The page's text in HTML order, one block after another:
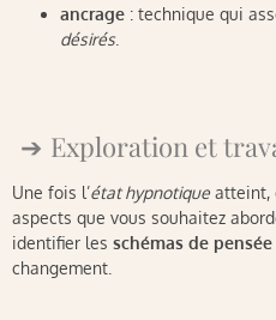
ancrage : technique qui
désirés
Exploration et
Une fois l’état hypnotique atteint,
aspects que vous souhaitez
identifier les schémas de pensée
changement.